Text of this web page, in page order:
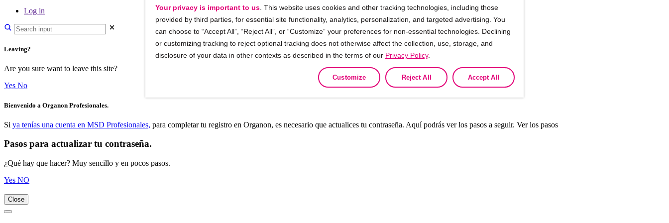
Log in
Leaving?
Are you sure want to leave this site?
Yes No
Bienvenido a Organon Profesionales.
Si ya tenías una cuenta en MSD Profesionales, para completar tu registro en Organon, es necesario que actualices tu contraseña. Aquí podrás ver los pasos a seguir. Ver los pasos
Pasos para actualizar tu contraseña.
¿Qué hay que hacer? Muy sencillo y en pocos pasos.
Yes NO
Close
Your privacy is important to us . This website uses cookies and other tracking technologies, including those
provided by third parties, for essential site functionality, analytics, personalization, and targeted advertising. You
can choose to “Accept All”, “Reject All”, or “Customize” your preferences for non-essential technologies. Declining
or customizing tracking to reject optional tracking does not otherwise affect the collection, use, storage, and
disclosure of your data in other contexts as described in the terms of our Privacy Policy.
Accept All
Reject All
Customize